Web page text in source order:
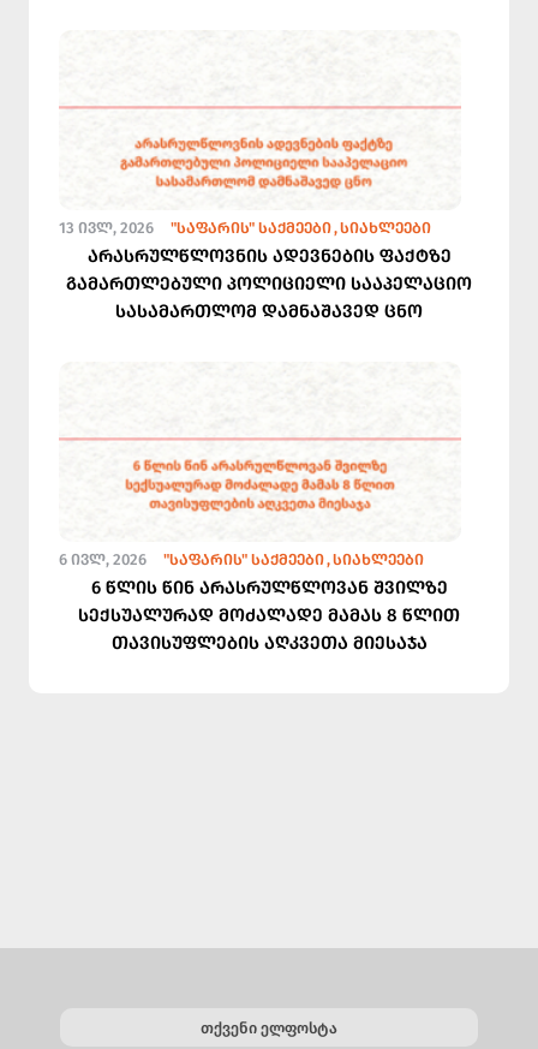
13 ᲘᲕᲚ, 2026 "ᲡᲐᲤᲐᲠᲘᲡ" ᲡᲐᲥᲛᲔᲔᲑᲘ ᲡᲘᲐᲮᲚᲔᲔᲑᲘ
არასრულწლოვნის ადევნების ფაქტზე
გამართლებული პოლიციელი სააპელაციო
სასამართლომ დამნაშავედ ცნო
6 ᲘᲕᲚ, 2026 "ᲡᲐᲤᲐᲠᲘᲡ" ᲡᲐᲥᲛᲔᲔᲑᲘ ᲡᲘᲐᲮᲚᲔᲔᲑᲘ
6 წლის წინ არასრულწლოვან შვილზე
სექსუალურად მოძალადე მამას 8 წლით
თავისუფლების აღკვეთა მიესაჯა